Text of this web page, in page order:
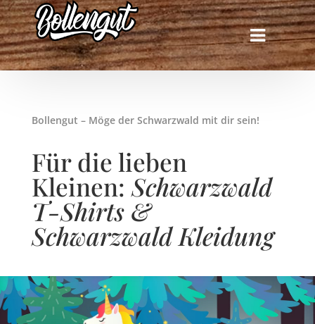
Bollengut – Möge der Schwarzwald mit dir sein!
Für die lieben
Kleinen: Schwarzwald
T-Shirts &
Schwarzwald Kleidung